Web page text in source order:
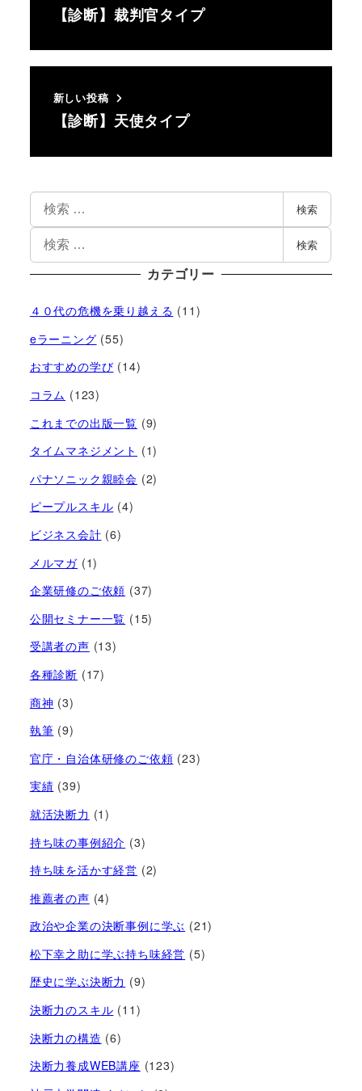
【診断】裁判官タイプ
新しい投稿
【診断】天使タイプ
検索
検索
カテゴリー
４０代の危機を乗り越える (11)
eラーニング (55)
おすすめの学び (14)
コラム (123)
これまでの出版一覧 (9)
タイムマネジメント (1)
パナソニック親睦会 (2)
ピープルスキル (4)
ビジネス会計 (6)
メルマガ (1)
企業研修のご依頼 (37)
公開セミナー一覧 (15)
受講者の声 (13)
各種診断 (17)
商神 (3)
執筆 (9)
官庁・自治体研修のご依頼 (23)
実績 (39)
就活決断力 (1)
持ち味の事例紹介 (3)
持ち味を活かす経営​ (2)
推薦者の声 (4)
政治や企業の決断事例に学ぶ (21)
松下幸之助に学ぶ持ち味経営 (5)
歴史に学ぶ決断力 (9)
決断力のスキル (11)
決断力の構造 (6)
決断力養成WEB講座 (123)